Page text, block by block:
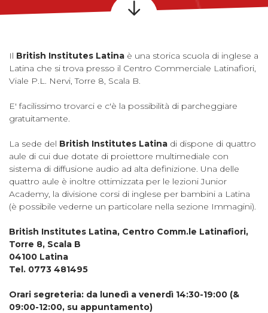
Il British Institutes Latina è una storica scuola di inglese a
Latina che si trova presso il Centro Commerciale Latinafiori,
Viale P.L. Nervi, Torre 8, Scala B.
E' facilissimo trovarci e c'è la possibilità di parcheggiare
gratuitamente.
La sede del British Institutes Latina di dispone di quattro
aule di cui due dotate di proiettore multimediale con
sistema di diffusione audio ad alta definizione. Una delle
quattro aule è inoltre ottimizzata per le lezioni Junior
Academy, la divisione corsi di inglese per bambini a Latina
(è possibile vederne un particolare nella sezione Immagini).
British Institutes Latina, Centro Comm.le Latinafiori,
Torre 8, Scala B
04100 Latina
Tel. 0773 481495
Orari segreteria: da lunedì a venerdì 14:30-19:00 (&
09:00-12:00, su appuntamento)